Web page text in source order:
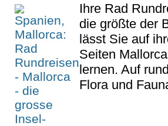
Ihre Rad
die größte der
lässt Sie auf
Seiten
lernen. Auf
Flora und